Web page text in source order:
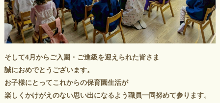
そして4月からご入園・ご進級を迎えられた皆さま
誠におめでとうございます。
お子様にとってこれからの保育園生活が
楽しくかけがえのない思い出になるよう職員一同努めて参ります。